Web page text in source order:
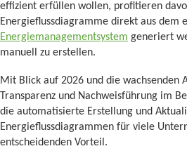
effizient erfüllen wollen, profitieren
Energieflussdiagramme direkt aus dem
Energiemanagementsystem generiert
manuell zu erstellen.
Mit Blick auf 2026 und die wachsenden
Transparenz und Nachweisführung im
die automatisierte Erstellung und
Energieflussdiagrammen für viele
entscheidenden Vorteil.